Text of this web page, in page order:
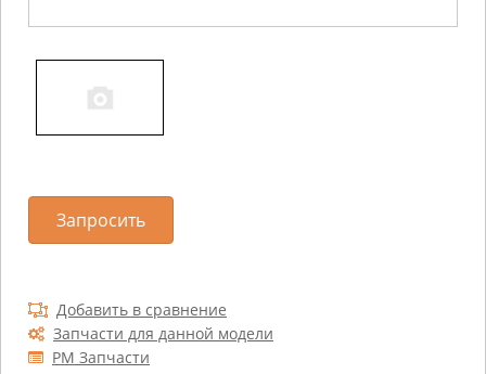
Добавить в сравнение
Запчасти для данной модели
РМ Запчасти
Запросить